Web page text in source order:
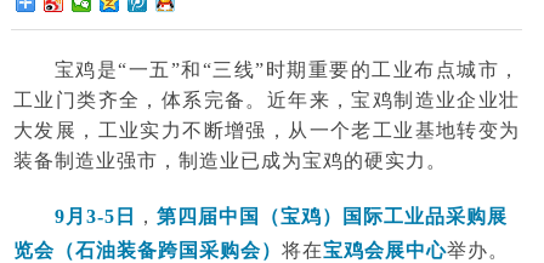
宝鸡是“一五”和“三线”时期重要的工业布点城市，
工业门类齐全，体系完备。近年来，宝鸡制造业企业壮
大发展，工业实力不断增强，从一个老工业基地转变为
装备制造业强市，制造业已成为宝鸡的硬实力。
9月3-5日 ， 第四届中国（宝鸡）国际工业品采购展
览会（石油装备跨国采购会） 将在宝鸡会展中心举办。